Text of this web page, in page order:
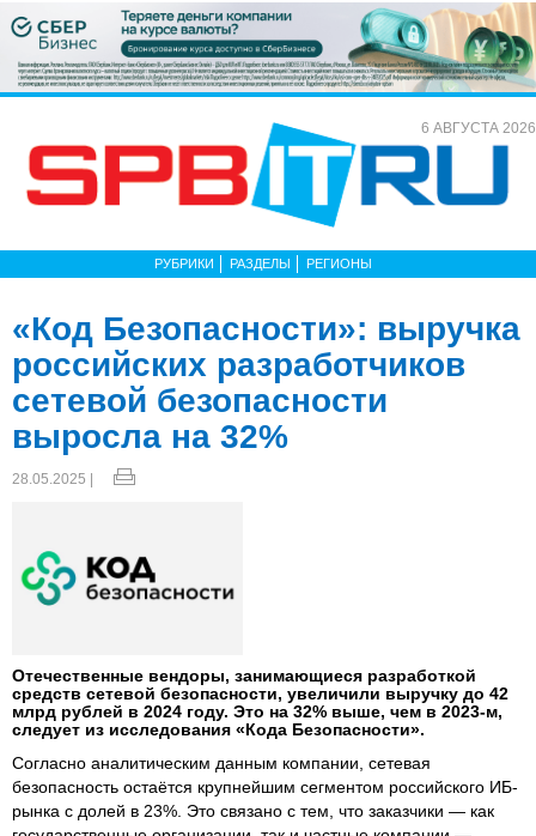
6 АВГУСТА 2026
РУБРИКИ РАЗДЕЛЫ РЕГИОНЫ
«Код Безопасности»: выручка
российских разработчиков
сетевой безопасности
выросла на 32%
28.05.2025 |
Отечественные вендоры, занимающиеся разработкой
средств сетевой безопасности, увеличили выручку до 42
млрд рублей в 2024 году. Это на 32% выше, чем в 2023-м,
следует из исследования «Кода Безопасности».
Согласно аналитическим данным компании, сетевая
безопасность остаётся крупнейшим сегментом российского ИБ-
рынка с долей в 23%. Это связано с тем, что заказчики — как